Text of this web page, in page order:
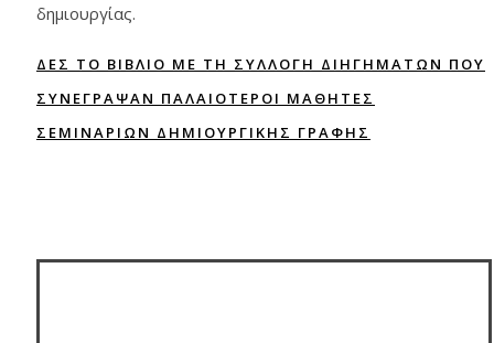
δημιουργίας.
ΔΕΣ ΤΟ ΒΙΒΛΙΟ ΜΕ ΤΗ ΣΥΛΛΟΓΗ ΔΙΗΓΗΜΑΤΩΝ ΠΟΥ
ΣΥΝΕΓΡΑΨΑΝ ΠΑΛΑΙΟΤΕΡΟΙ ΜΑΘΗΤΕΣ
ΣΕΜΙΝΑΡΙΩΝ ΔΗΜΙΟΥΡΓΙΚΗΣ ΓΡΑΦΗΣ